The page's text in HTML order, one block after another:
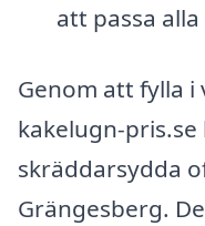
att passa
Genom att fylla
kakelugn-
skräddarsydda
Grängesberg.